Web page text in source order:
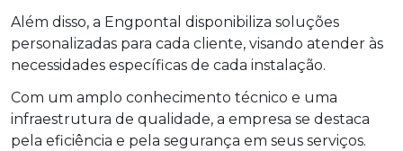
Além disso, a Engpontal disponibiliza soluções
personalizadas para cada cliente, visando atender às
necessidades específicas de cada instalação.
Com um amplo conhecimento técnico e uma
infraestrutura de qualidade, a empresa se destaca
pela eficiência e pela segurança em seus serviços.